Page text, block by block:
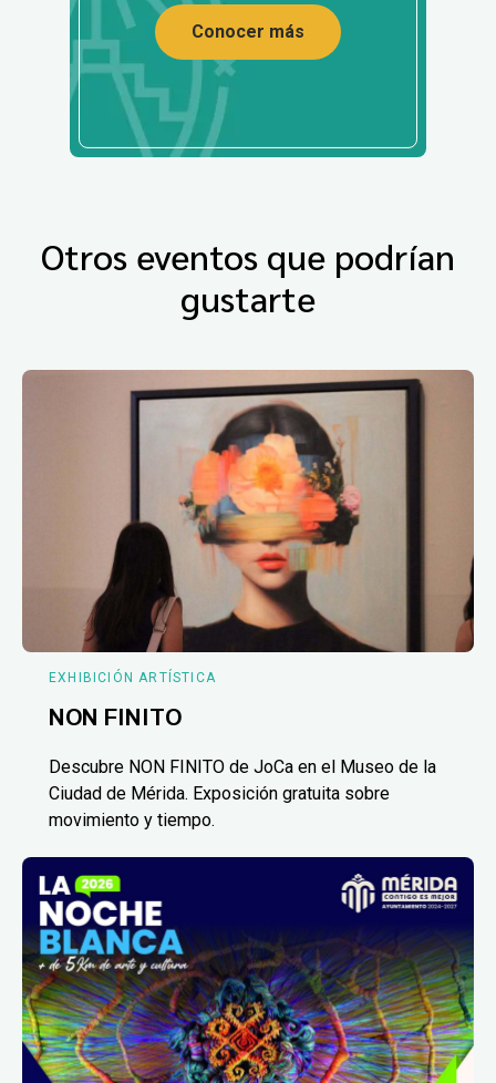
Conocer más
Otros eventos que podrían
gustarte
EXHIBICIÓN ARTÍSTICA
NON FINITO
Descubre NON FINITO de JoCa en el Museo de la
Ciudad de Mérida. Exposición gratuita sobre
movimiento y tiempo.